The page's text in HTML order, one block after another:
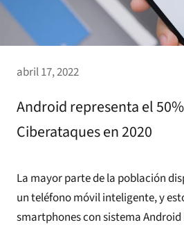
abril 17, 2022
Android representa el
Ciberataques en 2020
La mayor parte de la población
un teléfono móvil inteligente, y
smartphones con sistema